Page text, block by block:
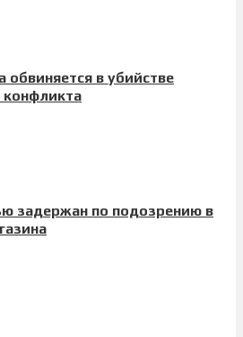
в убийстве
задержан по подозрению в